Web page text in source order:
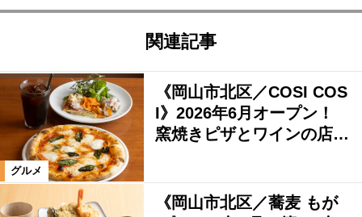
関連記事
グルメ
《岡山市北区／COSI COS
I》2026年6月オープン！
窯焼きピザとワインの店…
《岡山市北区／蕎麦 もが